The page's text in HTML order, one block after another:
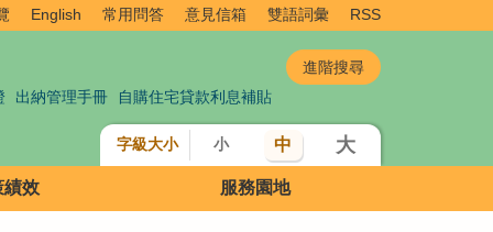
English 常用問答 意見信箱 雙語詞彙 RSS
出納管理手冊 自購住宅貸款利息補貼
字級大小 小 中 大
績效 服務園地